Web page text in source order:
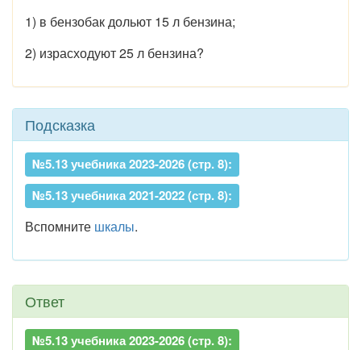
1) в бензобак дольют 15 л бензина;
2) израсходуют 25 л бензина?
Подсказка
№5.13 учебника 2023-2026 (стр. 8):
№5.13 учебника 2021-2022 (стр. 8):
Вспомните шкалы.
Ответ
№5.13 учебника 2023-2026 (стр. 8):